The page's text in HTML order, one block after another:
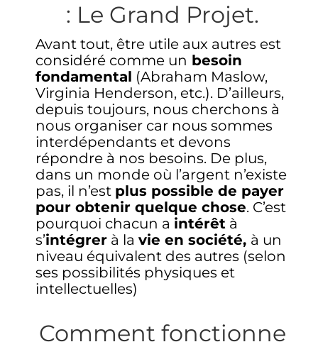
: Le Grand Projet.
Avant tout, être utile aux autres est
considéré comme un besoin
fondamental (Abraham Maslow,
Virginia Henderson, etc.). D’ailleurs,
depuis toujours, nous cherchons à
nous organiser car nous sommes
interdépendants et devons
répondre à nos besoins. De plus,
dans un monde où l’argent n’existe
pas, il n’est plus possible de payer
pour obtenir quelque chose. C’est
pourquoi chacun a intérêtà
s’intégrerà la vie en société, à un
niveau équivalent des autres (selon
ses possibilités physiques et
intellectuelles)
Comment fonctionne